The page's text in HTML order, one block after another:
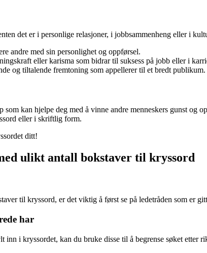
det er i personlige relasjoner, i jobbsammenheng eller i
andre med sin personlighet og oppførsel.
eller karisma som bidrar til suksess på jobb eller i
og tiltalende fremtoning som appellerer til et bredt publikum.
kan hjelpe deg med å vinne andre menneskers gunst
eller i skriftlig form.
ditt!
ulikt antall bokstaver til kryssord
til kryssord, er det viktig å først se på ledetråden som er
har
inn i kryssordet, kan du bruke disse til å begrense søket etter